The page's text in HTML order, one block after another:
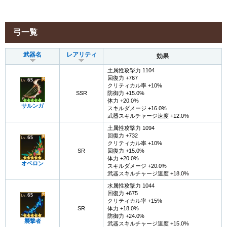
弓一覧
武器名 レアリティ 効果
サルンガ
SSR
土属性攻撃力 1104
回復力 +767
クリティカル率 +10%
防御力 +15.0%
体力 +20.0%
スキルダメージ +16.0%
武器スキルチャージ速度 +12.0%
オベロン
SR
土属性攻撃力 1094
回復力 +732
クリティカル率 +10%
回復力 +15.0%
体力 +20.0%
スキルダメージ +20.0%
武器スキルチャージ速度 +18.0%
襲撃者
SR
水属性攻撃力 1044
回復力 +675
クリティカル率 +15%
体力 +18.0%
防御力 +24.0%
武器スキルチャージ速度 +15.0%